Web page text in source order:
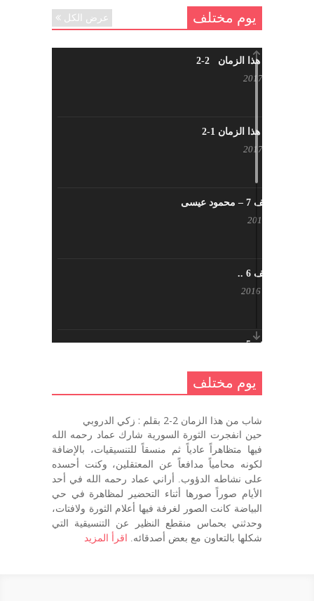
يوم مختلف عرض الكل
شاب من هذا الزمان 2-2
شاب من هذا الزمان 1-2
يوم مختلف 7 – محمود عيسى
يوم مختلف 6 ..
يوم مختلف 5 ..
يوم مختلف …
يوم مختلف 3
يوم مختلف
شاب من هذا الزمان 2-2 بقلم : زكي الدروبي
حين انفجرت الثورة السورية شارك عماد رحمه الله
فيها متظاهراً عادياً ثم منسقاً للتنسيقيات، بالإضافة
لكونه محامياً مدافعاً عن المعتقلين، وكنت أحسده
على نشاطه الدؤوب. أراني عماد رحمه الله في أحد
الأيام صوراً صورها أثناء التحضير لمظاهرة في حي
البياضة كانت الصور لغرفة فيها أعلام الثورة ولافتات،
وحدثني بحماس منقطع النظير عن التنسيقية التي
شكلها بالتعاون مع بعض أصدقائه.
اقرأ المزيد